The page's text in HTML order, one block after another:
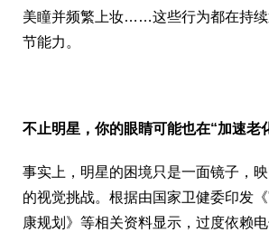
美瞳并频繁上妆……这些行为都在持续
节能力。
不止明星，你的眼睛可能也在“加速老
事实上，明星的困境只是一面镜子，
的视觉挑战。根据由国家卫健委印发
康规划》等相关资料显示，过度依赖